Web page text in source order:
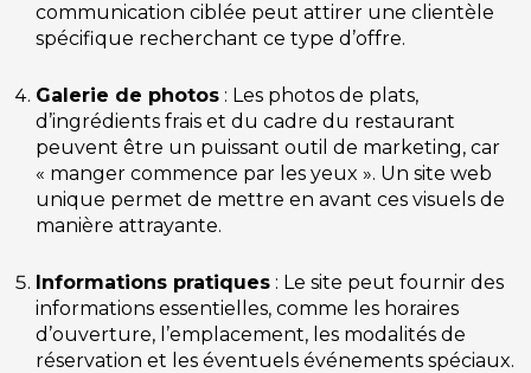
communication ciblée peut attirer une clientèle
spécifique recherchant ce type d’offre.
Galerie de photos : Les photos de plats,
d’ingrédients frais et du cadre du restaurant
peuvent être un puissant outil de marketing, car
« manger commence par les yeux ». Un site web
unique permet de mettre en avant ces visuels de
manière attrayante.
Informations pratiques : Le site peut fournir des
informations essentielles, comme les horaires
d’ouverture, l’emplacement, les modalités de
réservation et les éventuels événements spéciaux.